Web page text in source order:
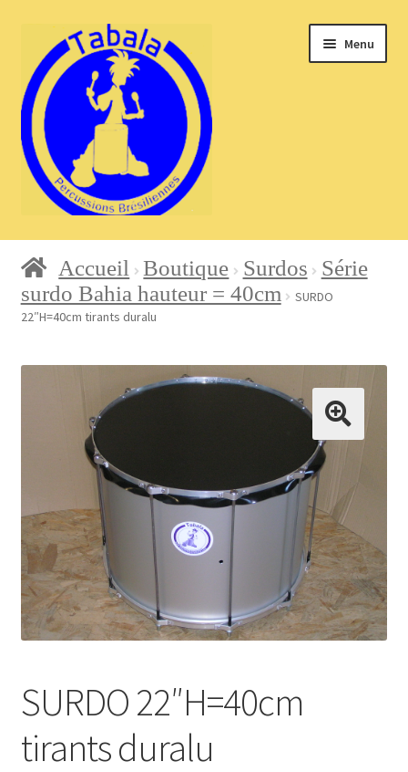
Aller
la
navigation
Aller
au
contenu
Menu
Accueil
Blog
Boutique
Conditions générales de vente
Contact
Mon compte
Page d’exemple
Accueil Boutique Surdos
Série
surdo Bahia hauteur = 40cm
SURDO
22″H=40cm tirants duralu
SURDO 22″H=40cm
tirants duralu